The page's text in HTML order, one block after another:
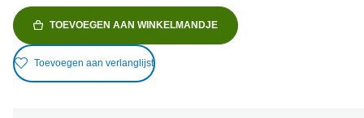
TOEVOEGEN AAN WINKELMANDJE
Toevoegen aan verlanglijst